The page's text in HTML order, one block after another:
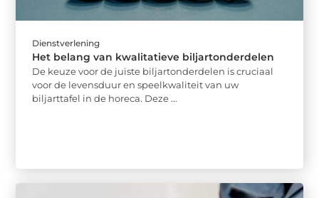
Dienstverlening
Het belang van kwalitatieve biljartonderdelen
De keuze voor de juiste biljartonderdelen is cruciaal
voor de levensduur en speelkwaliteit van uw
biljarttafel in de horeca. Deze ...